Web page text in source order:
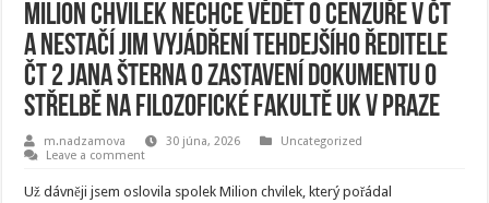
Milion chvilek nechce vědět o cenzuře v ČT
a nestačí jim vyjádření tehdejšího ředitele
ČT 2 Jana Šterna o zastavení dokumentu o
střelbě na Filozofické fakultě UK v Praze
m.nadzamova 30 júna, 2026
Uncategorized
Leave a comment
Už dávněji jsem oslovila spolek Milion chvilek, který pořádal